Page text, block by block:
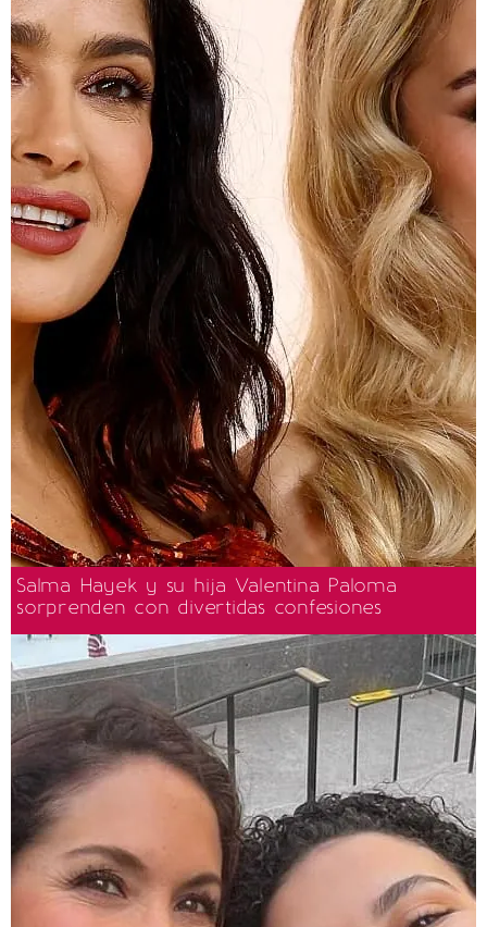
Salma Hayek y su hija Valentina Paloma
sorprenden con divertidas confesiones